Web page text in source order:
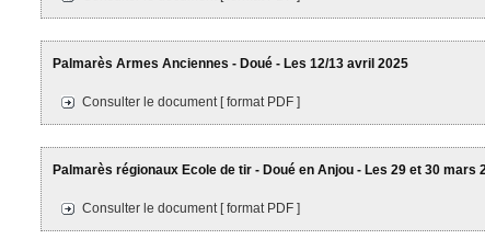
Palmarès Armes Anciennes - Doué - Les 12/13 avril 2025
Consulter le document [ format PDF ]
Palmarès régionaux Ecole de tir - Doué en Anjou - Les 29 et 30 mars
Consulter le document [ format PDF ]